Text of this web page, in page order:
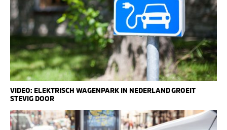
VIDEO: ELEKTRISCH WAGENPARK IN NEDERLAND GROEIT
STEVIG DOOR